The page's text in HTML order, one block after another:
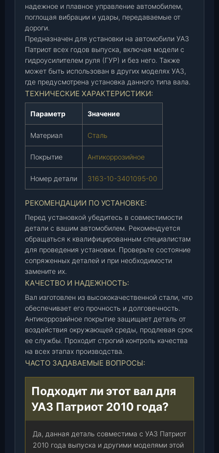
о
й
к
о
л
о
н
к
и
(
У
А
З
)
(
3
1
6
3
-
1
0
-
3
4
9
надежное и плавное управление автомобилем,
поглощая вибрации и удары, передаваемые от
дороги.
Предназначен для установки на автомобили УАЗ
Патриот всех годов выпуска, включая модели с
гидроусилителем руля (ГУР) и без него. Также
может быть использован в других моделях УАЗ,
где предусмотрена установка данного типа вала.
ТЕХНИЧЕСКИЕ ХАРАКТЕРИСТИКИ:
Параметр Значение
Материал Сталь
Покрытие Антикоррозийное
Номер детали 3163-10-3401095-00
РЕКОМЕНДАЦИИ ПО УСТАНОВКЕ:
Перед установкой убедитесь в совместимости
детали с вашим автомобилем. Рекомендуется
обращаться к квалифицированным специалистам
для проведения установки. Проверьте состояние
сопряженных деталей и при необходимости
замените их.
КАЧЕСТВО И НАДЕЖНОСТЬ:
Вал изготовлен из высококачественной стали, что
обеспечивает его прочность и долговечность.
Антикоррозийное покрытие защищает деталь от
воздействия окружающей среды, продлевая срок
ее службы. Проходит строгий контроль качества
на всех этапах производства.
ЧАСТО ЗАДАВАЕМЫЕ ВОПРОСЫ:
Подходит ли этот вал для
УАЗ Патриот 2010 года?
Да, данная деталь совместима с УАЗ Патриот
2010 года выпуска и другими моделями этой